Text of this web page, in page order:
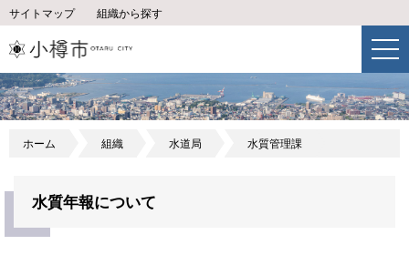
サイトマップ 組織から探す
ホーム 組織 水道局 水質管理課
水質年報について